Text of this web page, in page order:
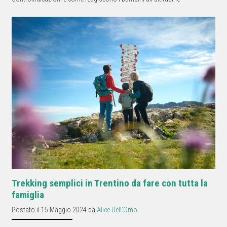
Trekking semplici in Trentino da fare con tutta la
famiglia
Postato il 15 Maggio 2024 da Alice Dell'Omo